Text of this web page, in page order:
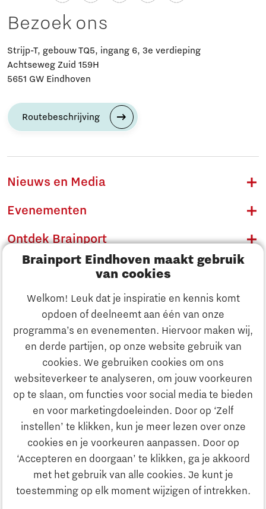
Brainport Eindhoven maakt gebruik
van cookies
Welkom! Leuk dat je inspiratie en kennis komt
opdoen of deelneemt aan één van onze
programma’s en evenementen. Hiervoor maken wij,
en derde partijen, op onze website gebruik van
cookies. We gebruiken cookies om ons
websiteverkeer te analyseren, om jouw voorkeuren
op te slaan, om functies voor social media te bieden
en voor marketingdoeleinden. Door op ‘Zelf
instellen’ te klikken, kun je meer lezen over onze
cookies en je voorkeuren aanpassen. Door op
‘Accepteren en doorgaan’ te klikken, ga je akkoord
met het gebruik van alle cookies. Je kunt je
toestemming op elk moment wijzigen of intrekken.
Ontdek Brainport
Innovatie
Ondernemen
Onderwijs
Bezoek ons
Strijp-T, gebouw TQ5, ingang 6, 3e verdieping
Achtseweg Zuid 159H
5651 GW Eindhoven
Routebeschrijving
Nieuws en Media
Evenementen
Ontdek Brainport
Innovatie
Ondernemen
Onderwijs
Maatschappelijk
Strategie & Organisatie
Zoeken
Contact
Naar internationale website